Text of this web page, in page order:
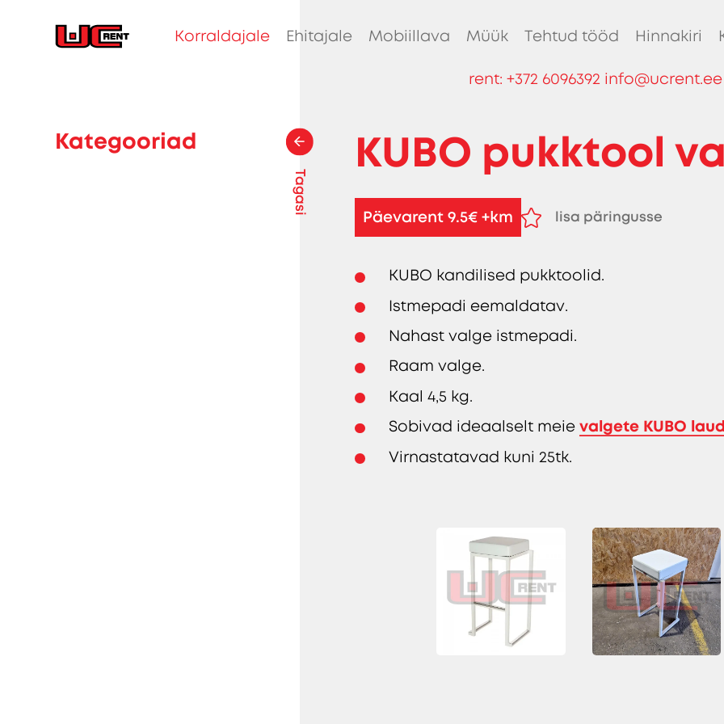
Korraldajale Ehitajale Mobiillava Müük Tehtud tööd Hinnakiri
rent: +372 6096392 info@ucrent.ee
Tagasi
Kategooriad KUBO pukktool
Päevarent 9.5€ +km
lisa päringusse
KUBO kandilised pukktoolid.
Istmepadi eemaldatav.
Nahast valge istmepadi.
Raam valge.
Kaal 4,5 kg.
Sobivad ideaalselt meievalgete KUBO
Virnastatavad kuni 25tk.